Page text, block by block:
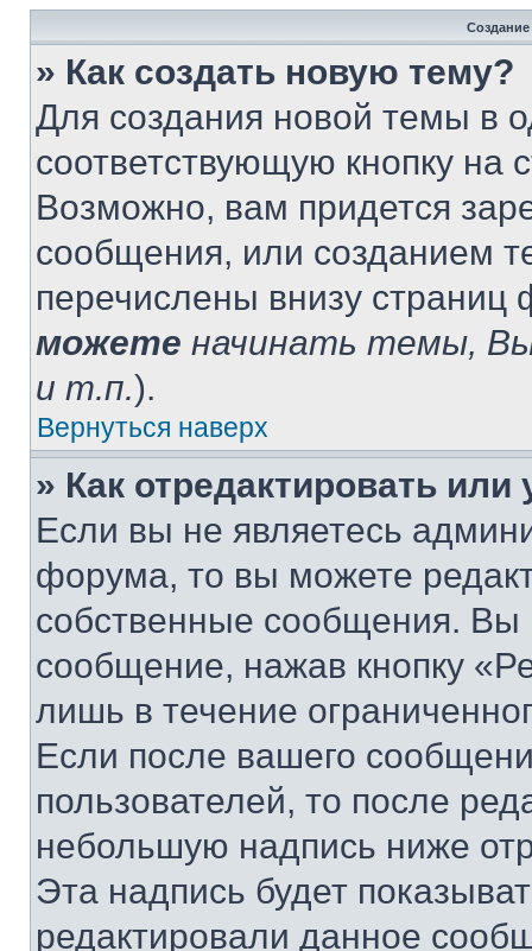
» Как создать новую тему?
Для создания новой темы в
соответствующую кнопку
Возможно, вам придется
сообщения, или созданием
перечислены внизу
можете начинать темы,
и т.п.).
Вернуться наверх
» Как отредактировать
Если вы не являетесь
форума, то вы можете
собственные сообщения. Вы
сообщение, нажав кнопку
лишь в течение
Если после вашего
пользователей, то после
небольшую надпись ниже
Эта надпись будет
редактировали данное